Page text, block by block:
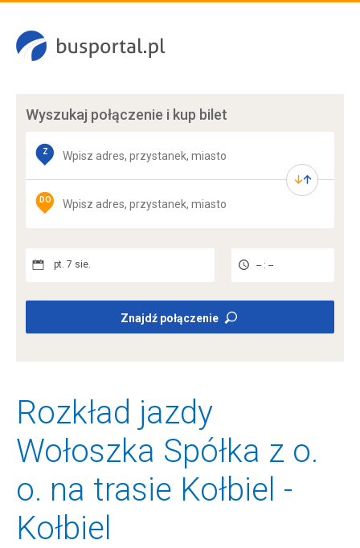
Wyszukaj połączenie i kup bilet
Z
DO
pt. 7 sie. -- : --
Znajdź połączenie
Rozkład jazdy
Wołoszka Spółka z o.
o. na trasie Kołbiel -
Kołbiel